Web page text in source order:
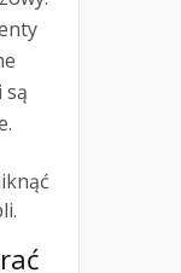
są